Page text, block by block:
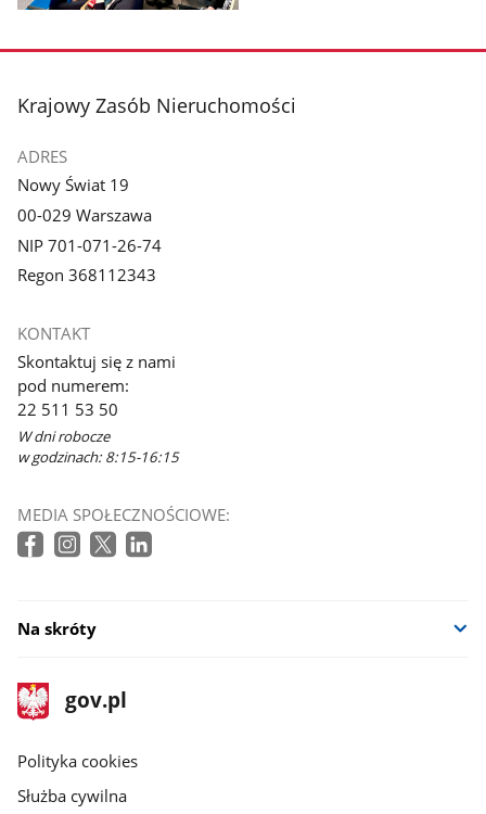
zdjęcie
galerii.
stopka
Krajowy Zasób Nieruchomości
ADRES
Nowy Świat 19
00-029 Warszawa
NIP 701-071-26-74
Regon 368112343
KONTAKT
Skontaktuj się z nami
pod numerem:
22 511 53 50
W dni robocze
w godzinach: 8:15-16:15
MEDIA SPOŁECZNOŚCIOWE:
Na skróty
stopka
gov.pl
Strona
gov.pl
gov.pl
Polityka cookies
Służba cywilna